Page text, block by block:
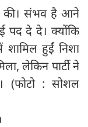
की। संभव है आने
पद दे दे। क्योंकि
हुईं निशा
लेकिन पार्टी ने
(फोटो : सोशल